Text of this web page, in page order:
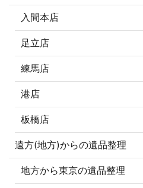
入間本店
足立店
練馬店
港店
板橋店
遠方(地方)からの遺品整理
地方から東京の遺品整理